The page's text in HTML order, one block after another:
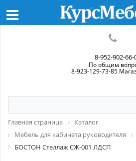
8-952-902-66-
По общим
8-923-129-73-85
Главная страница
Каталог
Мебель для кабинета руководителя
БОСТОН Стеллаж СЖ-001 ЛДСП